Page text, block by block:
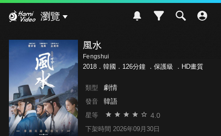
瀏覽
風水
Fengshui
2018．韓國．126分鐘 ． 保護級 ．HD畫質
類型 劇情
發音 韓語
星等 4.0
下架時間 2026年09月30日